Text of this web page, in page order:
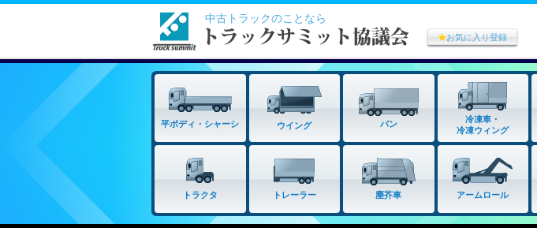
中古トラックのことなら
★お気に入り登録
平ボディ・シャーシ ウイング バン
冷凍車・
冷凍ウィング
トラクタ トレーラー 塵芥車 アームロール